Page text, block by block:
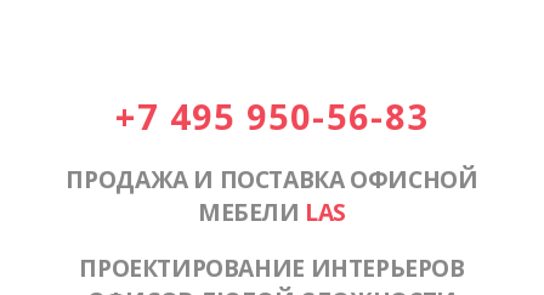
+7 495 950-56-83
ПРОДАЖА И ПОСТАВКА ОФИСНОЙ
МЕБЕЛИ LAS
ПРОЕКТИРОВАНИЕ ИНТЕРЬЕРОВ